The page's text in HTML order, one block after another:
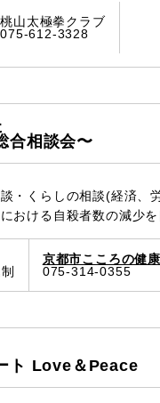
桃山太極拳クラブ
075-612-3328
合相談会〜
・くらしの相談(経済、
おける自殺者数の減少
京都市こころの健
075-314-0355
ト Love＆Peace